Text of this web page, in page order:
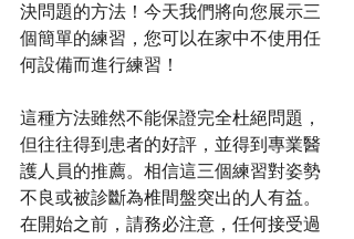
決問題的方法！今天我們將向您展示三
個簡單的練習，您可以在家中不使用任
何設備而進行練習！
這種方法雖然不能保證完全杜絕問題，
但往往得到患者的好評，並得到專業醫
護人員的推薦。相信這三個練習對姿勢
不良或被診斷為椎間盤突出的人有益。
在開始之前，請務必注意，任何接受過